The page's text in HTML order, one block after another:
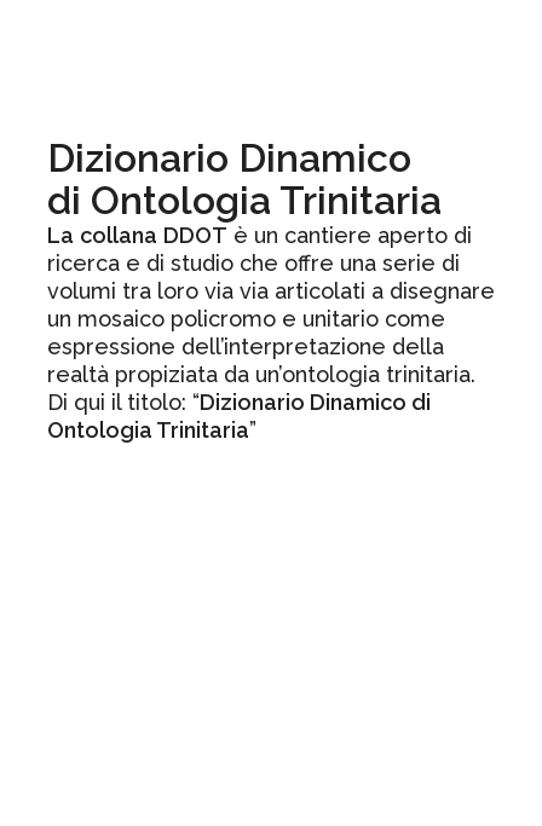
Dizionario Dinamico
di Ontologia Trinitaria
La collana DDOT è un cantiere aperto di
ricerca e di studio che offre una serie di
volumi tra loro via via articolati a disegnare
un mosaico policromo e unitario come
espressione dell’interpretazione della
realtà propiziata da un’ontologia trinitaria.
Di qui il titolo: “Dizionario Dinamico di
Ontologia Trinitaria”